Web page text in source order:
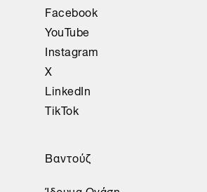
Facebook
YouTube
Instagram
X
LinkedIn
TikTok
Βαντούζ